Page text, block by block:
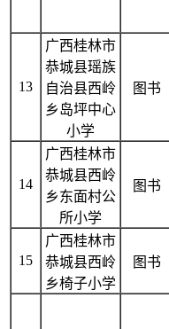
13
广西桂林市
恭城县瑶族
自治县西岭
乡岛坪中心
小学
图书
14
广西桂林市
恭城县西岭
乡东面村公
所小学
图书
15
广西桂林市
恭城县西岭
乡椅子小学
图书